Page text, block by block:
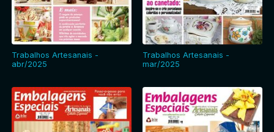
Trabalhos Artesanais -
abr/2025
Trabalhos Artesanais -
mar/2025